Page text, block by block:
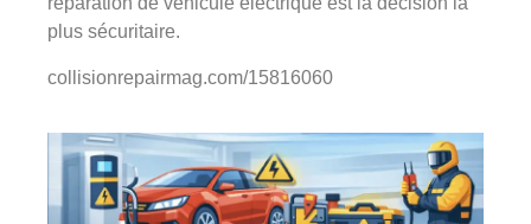
plus sécuritaire.
collisionrepairmag.com/15816060